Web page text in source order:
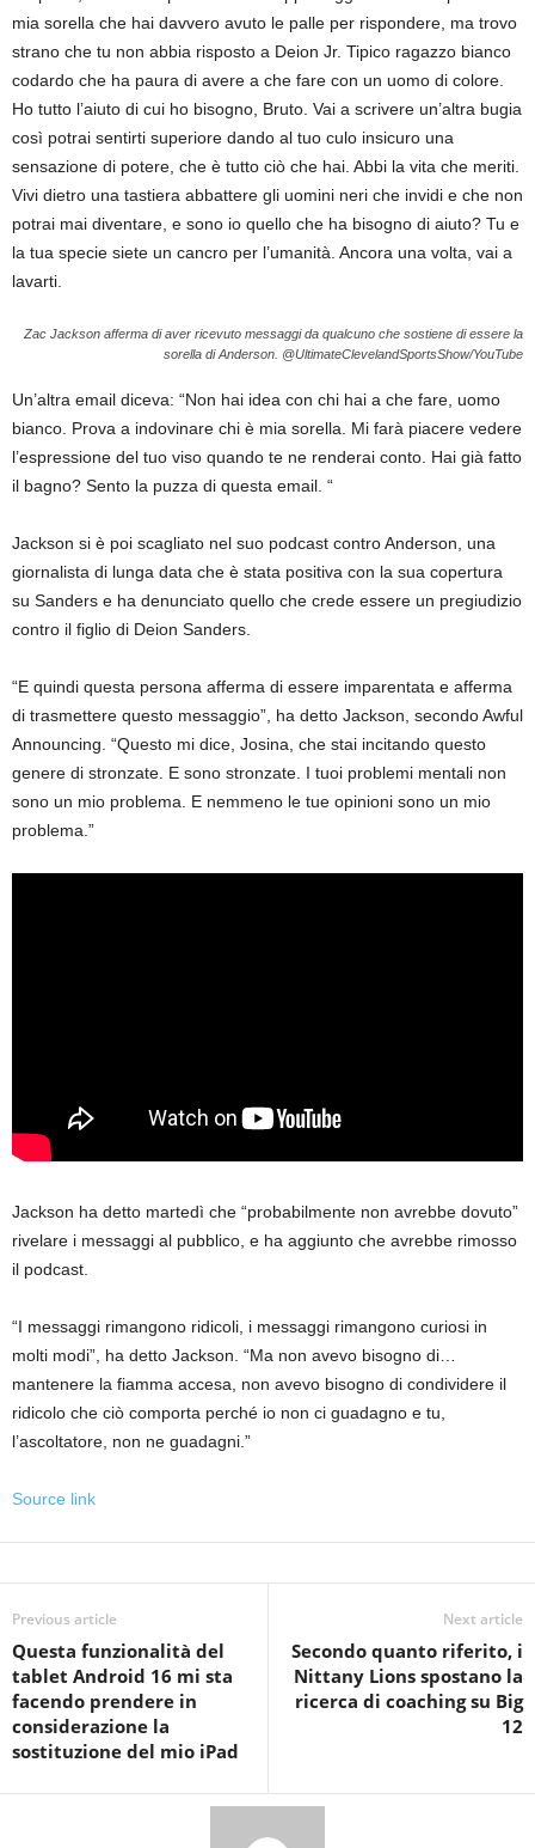
mia sorella che hai davvero avuto le palle per rispondere, ma trovo
strano che tu non abbia risposto a Deion Jr. Tipico ragazzo bianco
codardo che ha paura di avere a che fare con un uomo di colore.
Ho tutto l’aiuto di cui ho bisogno, Bruto. Vai a scrivere un’altra bugia
così potrai sentirti superiore dando al tuo culo insicuro una
sensazione di potere, che è tutto ciò che hai. Abbi la vita che meriti.
Vivi dietro una tastiera abbattere gli uomini neri che invidi e che non
potrai mai diventare, e sono io quello che ha bisogno di aiuto? Tu e
la tua specie siete un cancro per l’umanità. Ancora una volta, vai a
lavarti.
Zac Jackson afferma di aver ricevuto messaggi da qualcuno che sostiene di essere la
sorella di Anderson. @UltimateClevelandSportsShow/YouTube
Un’altra email diceva: “Non hai idea con chi hai a che fare, uomo
bianco. Prova a indovinare chi è mia sorella. Mi farà piacere vedere
l’espressione del tuo viso quando te ne renderai conto. Hai già fatto
il bagno? Sento la puzza di questa email. “
Jackson si è poi scagliato nel suo podcast contro Anderson, una
giornalista di lunga data che è stata positiva con la sua copertura
su Sanders e ha denunciato quello che crede essere un pregiudizio
contro il figlio di Deion Sanders.
“E quindi questa persona afferma di essere imparentata e afferma
di trasmettere questo messaggio”, ha detto Jackson, secondo Awful
Announcing. “Questo mi dice, Josina, che stai incitando questo
genere di stronzate. E sono stronzate. I tuoi problemi mentali non
sono un mio problema. E nemmeno le tue opinioni sono un mio
problema.”
Jackson ha detto martedì che “probabilmente non avrebbe dovuto”
rivelare i messaggi al pubblico, e ha aggiunto che avrebbe rimosso
il podcast.
“I messaggi rimangono ridicoli, i messaggi rimangono curiosi in
molti modi”, ha detto Jackson. “Ma non avevo bisogno di…
mantenere la fiamma accesa, non avevo bisogno di condividere il
ridicolo che ciò comporta perché io non ci guadagno e tu,
l’ascoltatore, non ne guadagni.”
Source link
Previous article
Questa funzionalità del
tablet Android 16 mi sta
facendo prendere in
considerazione la
sostituzione del mio iPad
Next article
Secondo quanto riferito, i
Nittany Lions spostano la
ricerca di coaching su Big
12